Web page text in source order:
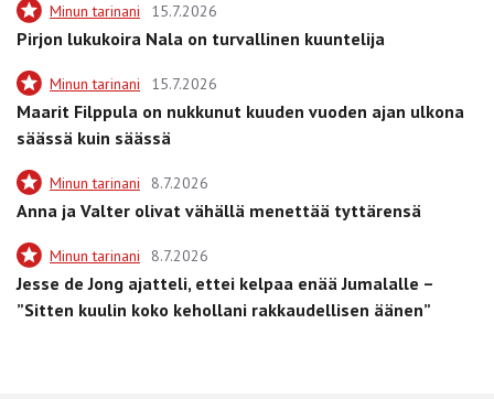
Minun tarinani 15.7.2026
Pirjon lukukoira Nala on turvallinen kuuntelija
Minun tarinani 15.7.2026
Maarit Filppula on nukkunut kuuden vuoden ajan ulkona
säässä kuin säässä
Minun tarinani 8.7.2026
Anna ja Valter olivat vähällä menettää tyttärensä
Minun tarinani 8.7.2026
Jesse de Jong ajatteli, ettei kelpaa enää Jumalalle –
”Sitten kuulin koko kehollani rakkaudellisen äänen”